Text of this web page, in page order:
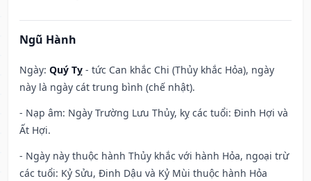
Ngũ Hành
Ngày: Quý Tỵ - tức Can khắc Chi (Thủy khắc Hỏa), ngày
này là ngày cát trung bình (chế nhật).
- Nạp âm: Ngày Trường Lưu Thủy, kỵ các tuổi: Đinh Hợi và
Ất Hợi.
- Ngày này thuộc hành Thủy khắc với hành Hỏa, ngoại trừ
các tuổi: Kỷ Sửu, Đinh Dậu và Kỷ Mùi thuộc hành Hỏa